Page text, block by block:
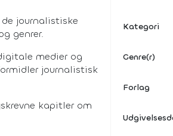
journalistiske
genrer.
medier og
journalistisk
kapitler om
Kategori
Genre(r)
Forlag